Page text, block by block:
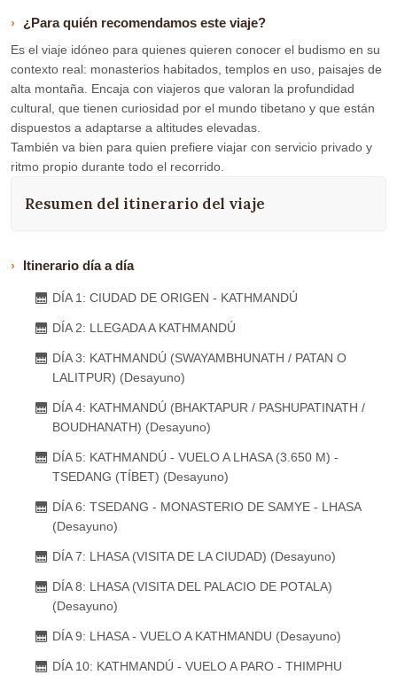
¿Para quién recomendamos este viaje?
Es el viaje idóneo para quienes quieren conocer el budismo en su
contexto real: monasterios habitados, templos en uso, paisajes de
alta montaña. Encaja con viajeros que valoran la profundidad
cultural, que tienen curiosidad por el mundo tibetano y que están
dispuestos a adaptarse a altitudes elevadas.
También va bien para quien prefiere viajar con servicio privado y
ritmo propio durante todo el recorrido.
Resumen del itinerario del viaje
Itinerario día a día
DÍA 1: CIUDAD DE ORIGEN - KATHMANDÚ
DÍA 2: LLEGADA A KATHMANDÚ
DÍA 3: KATHMANDÚ (SWAYAMBHUNATH / PATAN O
LALITPUR) (Desayuno)
DÍA 4: KATHMANDÚ (BHAKTAPUR / PASHUPATINATH /
BOUDHANATH) (Desayuno)
DÍA 5: KATHMANDÚ - VUELO A LHASA (3.650 M) -
TSEDANG (TÍBET) (Desayuno)
DÍA 6: TSEDANG - MONASTERIO DE SAMYE - LHASA
(Desayuno)
DÍA 7: LHASA (VISITA DE LA CIUDAD) (Desayuno)
DÍA 8: LHASA (VISITA DEL PALACIO DE POTALA)
(Desayuno)
DÍA 9: LHASA - VUELO A KATHMANDU (Desayuno)
DÍA 10: KATHMANDÚ - VUELO A PARO - THIMPHU